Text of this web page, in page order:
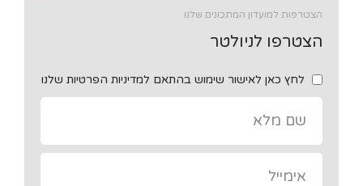
הצטרפות למועדון המתכונים שלנו
הצטרפו לניולטר
לחץ כאן לאישור שימוש בהתאם למדיניות הפרטיות שלנו